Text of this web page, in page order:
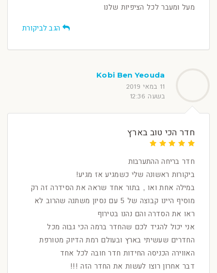
מעל ומעבר לכל הציפיות שלנו
הגב לביקורת
Kobi Ben Yeouda
11 במאי 2019
בשעה 12:36
חדר הכי טוב בארץ
חדר בריחה ההתערבות
ביקורות ראשונה שלי כשמגיע אז מגיע!
במילה אחת ואו , בתור אחד שראה את הסידרה זה רק
מוסיף היינו קבוצה של 5 עם נסיון משתנה שהרוב לא
ראו את הסדרה והם נהנו בטירוף
אני יכול להגיד לכם שהחדר ברמה הכי גבוה מכל
החדרים שעשיתי בארץ ובעולם רמת הדיוק מטורפת
האווירה הכניסה החידות חדר חובה לכל אחד
דבר אחרון רוצו לעשות את החדר הזה !!!